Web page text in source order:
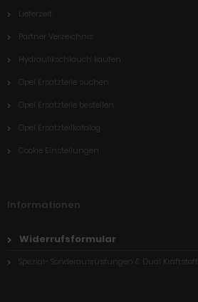
Lieferzeit
Partner Verzeichnis
Hydraulikschlauch kaufen
Opel Ersatzteile suchen
Opel Ersatzteile bestellen
Opel Ersatzteilkatalog
Cookie Einstellungen
Informationen
Widerrufsformular
Spezial- Sonderausrüstungen & Dual Kraftstoff